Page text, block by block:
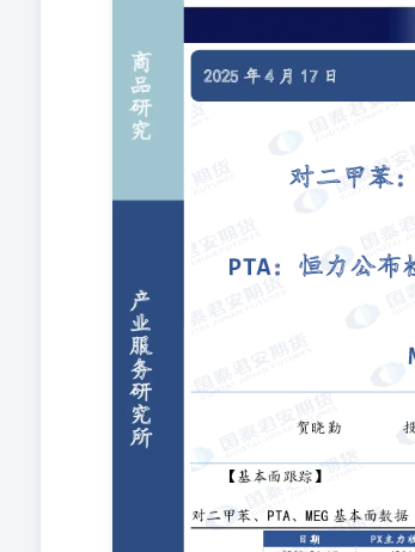
Z0017709hexiaoqin024367@gtjas.com
收盘提前。石脑油上涨，午间5月MOPJ
在-5/-1商谈。均无成交，17日PX收在
在其位于比利时吉尔的675,000吨/年工
时Geel的95.8万吨/年精PTA工厂在进行
PTA-2装置例行检修，涉及产能250万吨
变动：本周能投100万吨按计划检修，
PTA产能/365)计算，目前PTA开工率在
2.85%）。2025年1月1日起，中国大陆
家港某主流库区MEG发货在7600吨左
检修，此外局部装置负荷调整，综合来
涤纶工业丝大厂开工负荷基本维持，截
产能基数调为328万吨） 江浙涤丝17日
30%、100%、30%、80%、40%、80%
纺涤短工厂销售适度好转，截止下午
150%、90%、60%。 【行情观点】 PX
但上半年PX仍是供应偏紧的格局。近
PTA对冲。 PTA：单边逢高空。终端织
5月前后可能存在减产计划，对PTA形成
加，乙二醇去库力度正在减弱，当前乙